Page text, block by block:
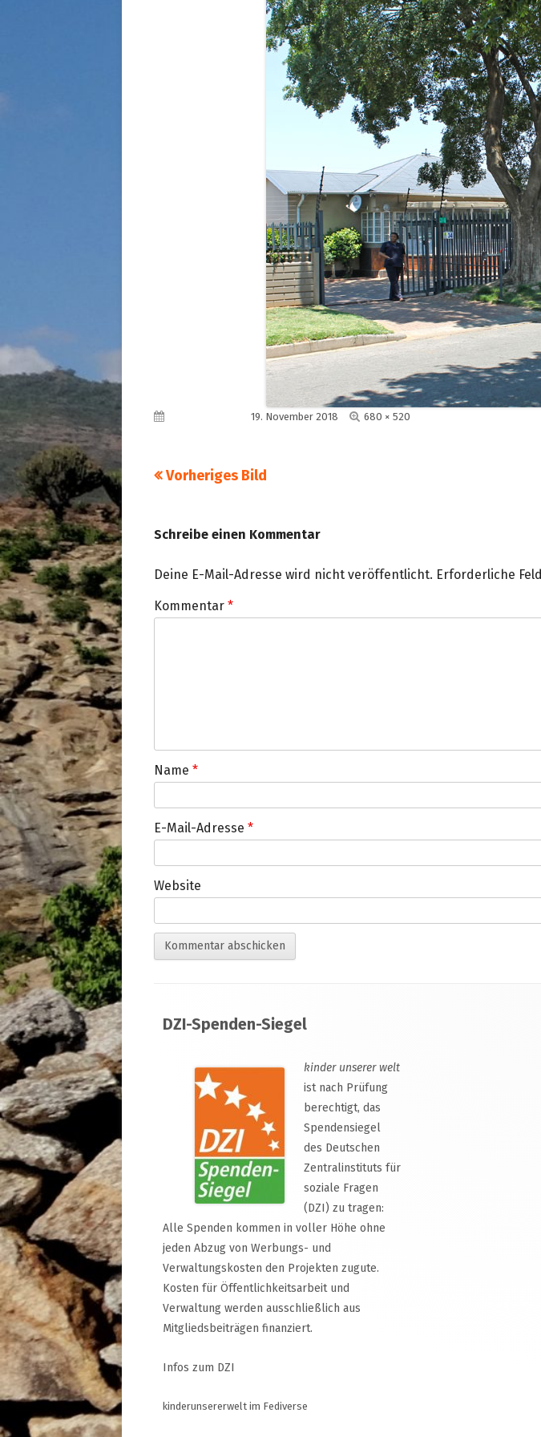
SÜDAFRIKA — PFLEGEEINRICHTUNG FÜR
HIV-WAISENKINDER
SÜDAFRIKA — SCHUL- UND
FÖRDERZENTRUM
ÄTHIOPIEN –
MÜTTER IN NOT
MUTTER-KIND-KLINIK IN
ÄTHIOPIEN — MEDIZINISCHE
MUTTER UND KIND
UNTERSTÜTZUNG FÜR
STRASSENKINDER
Veröffentlicht am19. November 2018
Volle
680 × 520
Vorheriges Bild
Schreibe einen Kommentar
Deine E-Mail-Adresse wird nicht veröffentlicht. Erforderliche
Kommentar *
Name *
E-Mail-Adresse *
Website
Inhalt
DZI-Spenden-Siegel
kinder unserer welt
ist nach Prüfung
berechtigt, das
Spendensiegel
des Deutschen
Zentralinstituts für
soziale Fragen
(DZI) zu tragen:
Alle Spenden kommen in voller Höhe ohne
jeden Abzug von Werbungs- und
Verwaltungskosten den Projekten zugute.
Kosten für Öffentlichkeitsarbeit und
Verwaltung werden ausschließlich aus
Mitgliedsbeiträgen finanziert.
Infos zum DZI
kinderunsererwelt im Fediverse